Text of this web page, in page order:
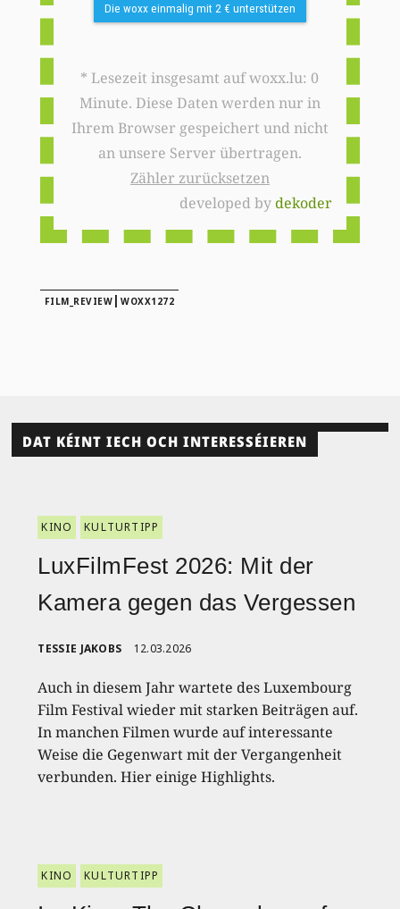
Die woxx einmalig mit 2 € unterstützen
* Lesezeit insgesamt auf woxx.lu: 0
Minute. Diese Daten werden nur in
Ihrem Browser gespeichert und nicht
an unsere Server übertragen.
Zähler zurücksetzen
developed bydekoder
FILM_REVIEW |WOXX1272
DAT KÉINT IECH OCH INTERESSÉIEREN
KINO KULTURTIPP
LuxFilmFest 2026: Mit der
Kamera gegen das Vergessen
TESSIE JAKOBS 12.03.2026
Auch in diesem Jahr wartete des Luxembourg
Film Festival wieder mit starken Beiträgen auf.
In manchen Filmen wurde auf interessante
Weise die Gegenwart mit der Vergangenheit
verbunden. Hier einige Highlights.
KINO KULTURTIPP